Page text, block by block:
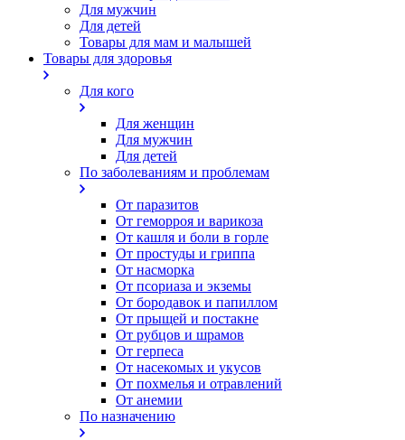
Для мужчин
Для детей
Товары для мам и малышей
Товары для здоровья
Для кого
Для женщин
Для мужчин
Для детей
По заболеваниям и проблемам
От паразитов
Oт геморроя и варикоза
От кашля и боли в горле
От простуды и гриппа
От насморка
Oт псориаза и экземы
От бородавок и папиллом
От прыщей и постакне
От рубцов и шрамов
От герпеса
От насекомых и укусов
От похмелья и отравлений
От анемии
По назначению